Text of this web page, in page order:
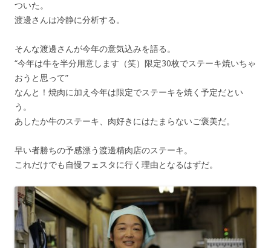
ついた。
渡邊さんは冷静に分析する。
そんな渡邊さんが今年の意気込みを語る。
“今年は牛を半分用意します（笑）限定30枚でステーキ焼いちゃ
おうと思って”
なんと！焼肉に加え今年は限定でステーキを焼く予定だとい
う。
あしたか牛のステーキ、肉好きにはたまらないご褒美だ。
早い者勝ちの予感漂う渡邊精肉店のステーキ。
これだけでも自慢フェスタに行く理由となるはずだ。